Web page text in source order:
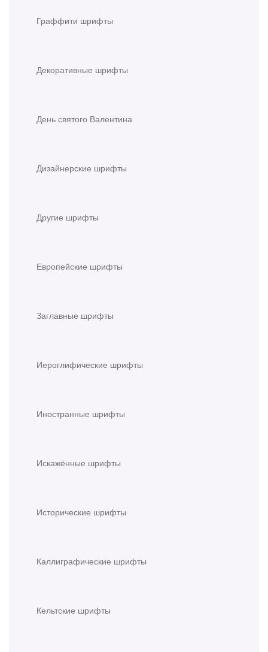
Граффити шрифты
Декоративные шрифты
День святого Валентина
Дизайнерские шрифты
Другие шрифты
Европейские шрифты
Заглавные шрифты
Иероглифические шрифты
Иностранные шрифты
Искажённые шрифты
Исторические шрифты
Каллиграфические шрифты
Кельтские шрифты